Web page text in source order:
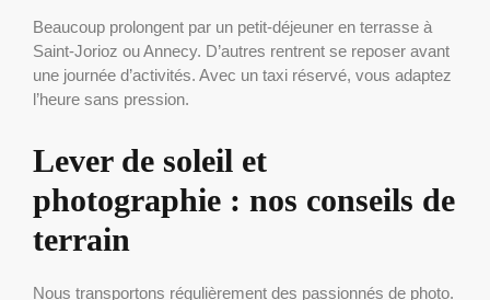
Beaucoup prolongent par un petit-déjeuner en terrasse à
Saint-Jorioz ou Annecy. D’autres rentrent se reposer avant
une journée d’activités. Avec un taxi réservé, vous adaptez
l’heure sans pression.
Lever de soleil et
photographie : nos conseils de
terrain
Nous transportons régulièrement des passionnés de photo.